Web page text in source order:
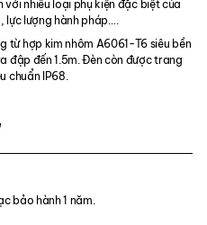
với nhiều loại phụ kiện đặc biệt của
lượng hành pháp….
từ hợp kim nhôm A6061-T6 siêu bền
đập đến 1.5m. Đèn còn được trang
chuẩn IP68.
bảo hành 1 năm.